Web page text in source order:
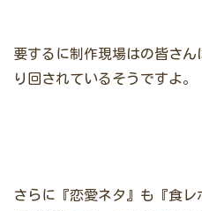
要するに制作現場はの皆さん
り回されているそうですよ。
さらに『恋愛ネタ』も『食レ